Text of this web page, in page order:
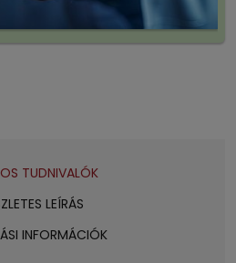
TUDNIVALÓK
LEÍRÁS
INFORMÁCIÓK